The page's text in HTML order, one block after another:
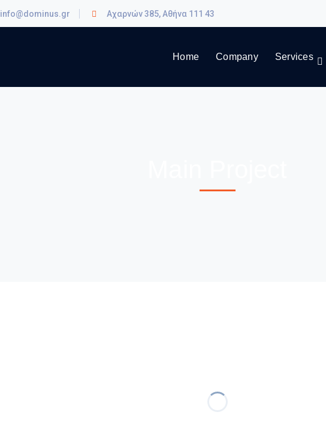
info@dominus.gr Αχαρνών 385, Αθήνα 111 43
Home Company Services